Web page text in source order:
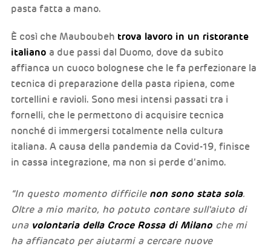
pasta fatta a mano.
È così che Mauboubeh trova lavoro in un ristorante
italiano a due passi dal Duomo, dove da subito
affianca un cuoco bolognese che le fa perfezionare la
tecnica di preparazione della pasta ripiena, come
tortellini e ravioli. Sono mesi intensi passati tra i
fornelli, che le permettono di acquisire tecnica
nonché di immergersi totalmente nella cultura
italiana. A causa della pandemia da Covid-19, finisce
in cassa integrazione, ma non si perde d’animo.
“In questo momento difficile non sono stata sola.
Oltre a mio marito, ho potuto contare sull'aiuto di
una volontaria della Croce Rossa di Milano che mi
ha affiancato per aiutarmi a cercare nuove